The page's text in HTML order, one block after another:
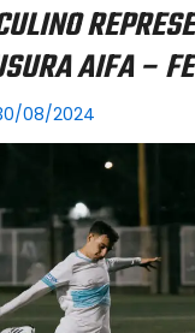
AIFA –
08/2024